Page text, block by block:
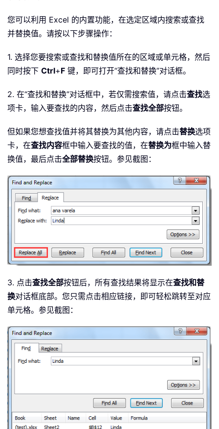
您可以利用 Excel 的内置功能，在选定区域内搜索或查找
并替换值。请按以下步骤操作：
1. 选择您要搜索或查找和替换值所在的区域或单元格，然后
同时按下 Ctrl+F 键，即可打开“查找和替换”对话框。
2. 在“查找和替换”对话框中，若仅需搜索值，请点击查找选
项卡，输入要查找的内容，然后点击查找全部按钮。
但如果您想查找值并将其替换为其他内容，请点击替换选项
卡，在查找内容框中输入要查找的值，在替换为框中输入替
换值，最后点击全部替换按钮。参见截图：
3. 点击查找全部按钮后，所有查找结果将显示在查找和替
换对话框底部。您只需点击相应链接，即可轻松跳转至对应
单元格。参见截图：